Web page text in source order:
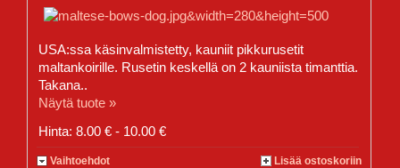
USA:ssa käsinvalmistetty, kauniit pikkurusetit
maltankoirille. Rusetin keskellä on 2 kauniista timanttia.
Takana..
Näytä tuote »
Hinta: 8.00 € - 10.00 €
Vaihtoehdot Lisää ostoskoriin